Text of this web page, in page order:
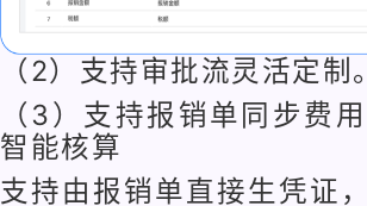
（2）支持审批流灵活定制
（3）支持报销单同步费
智能核算
支持由报销单直接生凭证